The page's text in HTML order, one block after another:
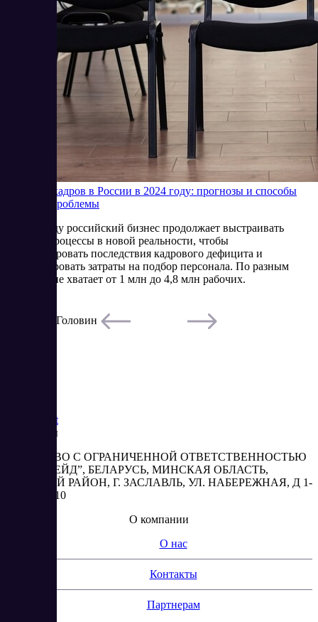
Дефицит кадров в России в 2024 году: прогнозы и способы
решения проблемы
В 2024 году российский бизнес продолжает выстраивать
рабочие процессы в новой реальности, чтобы
минимизировать последствия кадрового дефицита и
оптимизировать затраты на подбор персонала. По разным
оценкам, не хватает от 1 млн до 4,8 млн рабочих.
Артур Головин
Market
Реквизиты
ОБЩЕСТВО С ОГРАНИЧЕННОЙ ОТВЕТСТВЕННОСТЬЮ
“АБЕСТРЕЙД”, БЕЛАРУСЬ, МИНСКАЯ ОБЛАСТЬ,
МИНСКИЙ РАЙОН, Г. ЗАСЛАВЛЬ, УЛ. НАБЕРЕЖНАЯ, Д 1-
2, КОМ. 310
О компании
О нас
Контакты
Партнерам